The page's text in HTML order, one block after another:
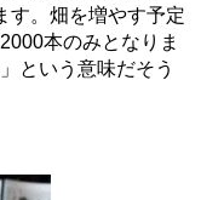
す。畑を増やす予定
本のみとなりま
という意味だそう